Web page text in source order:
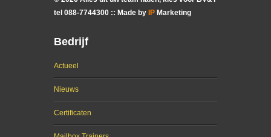
tel 088-7744300 :: Made by IP Marketing
Bedrijf
Actueel
Nieuws
Certificaten